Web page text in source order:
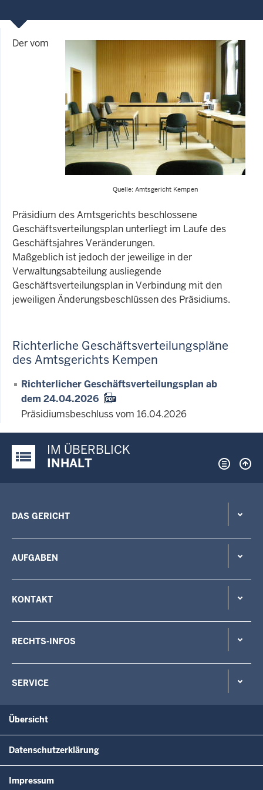
Quelle: Amtsgericht Kempen
Der vom
Präsidium des Amtsgerichts beschlossene
Geschäftsverteilungsplan unterliegt im Laufe des
Geschäftsjahres Veränderungen.
Maßgeblich ist jedoch der jeweilige in der
Verwaltungsabteilung ausliegende
Geschäftsverteilungsplan in Verbindung mit den
jeweiligen Änderungsbeschlüssen des Präsidiums.
Richterliche Geschäftsverteilungspläne
des Amtsgerichts Kempen
Richterlicher Geschäftsverteilungsplan ab
dem 24.04.2026
Präsidiumsbeschluss vom 16.04.2026
Justiz-Portal im Überblick:
IM ÜBERBLICK
INHALT
DAS GERICHT
AUFGABEN
KONTAKT
RECHTS-INFOS
SERVICE
Übersicht
Datenschutzerklärung
Impressum